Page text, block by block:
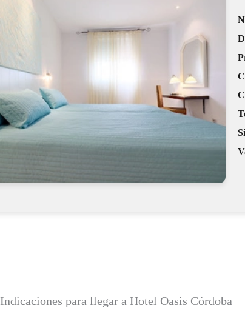
Indicaciones para llegar a Hotel Oasis Córdoba